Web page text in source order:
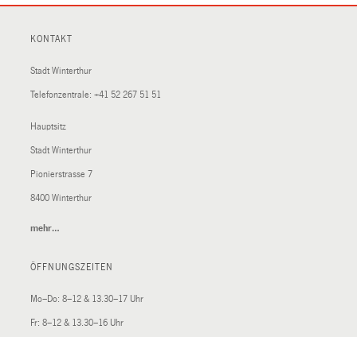
KONTAKT
Stadt Winterthur
Telefonzentrale: +41 52 267 51 51
Hauptsitz
Stadt Winterthur
Pionierstrasse 7
8400 Winterthur
mehr…
ÖFFNUNGSZEITEN
Mo–Do: 8–12 & 13.30–17 Uhr
Fr: 8–12 & 13.30–16 Uhr